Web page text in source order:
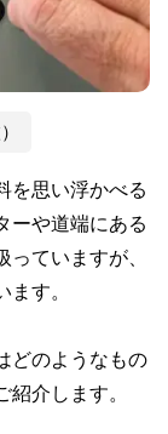
を思い浮かべる
ーや道端にある
ていますが、
す。
どのようなもの
介します。